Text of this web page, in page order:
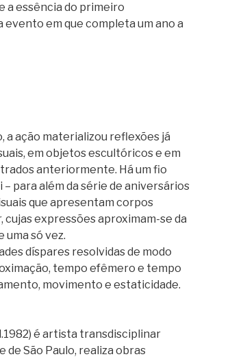
a essência do primeiro
em que completa um ano a
a ação materializou reflexões já
em objetos escultóricos e em
anteriormente. Há um fio
para além da série de aniversários
que apresentam corpos
expressões aproximam-se da
uma só vez.
díspares resolvidas de modo
tempo efêmero e tempo
movimento e estaticidade.
é artista transdisciplinar
São Paulo, realiza obras